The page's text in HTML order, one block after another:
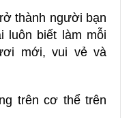
thành người bạn
luôn biết làm mỗi
mới, vui vẻ và
trên cơ thể trên